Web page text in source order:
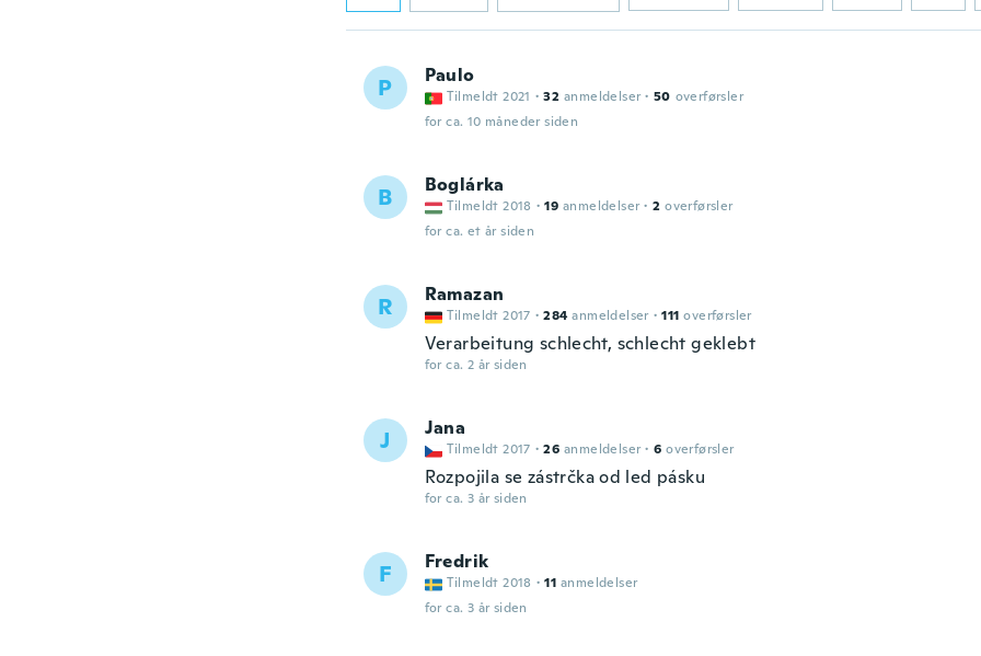
P Paulo
Tilmeldt 2021 · 32 anmeldelser · 50 overførsler
for ca. 10 måneder siden
B Boglárka
Tilmeldt 2018 · 19 anmeldelser · 2 overførsler
for ca. et år siden
R Ramazan
Tilmeldt 2017 · 284 anmeldelser · 111 overførsler
Verarbeitung schlecht, schlecht geklebt
for ca. 2 år siden
J Jana
Tilmeldt 2017 · 26 anmeldelser · 6 overførsler
Rozpojila se zástrčka od led pásku
for ca. 3 år siden
F Fredrik
Tilmeldt 2018 · 11 anmeldelser
for ca. 3 år siden